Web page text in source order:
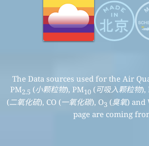
The Data sources used for the Air
PM2.5 (小颗粒物), PM10 (可吸入颗粒物),
(二氧化硫), CO (一氧化碳), O3 (臭氧) and
page are coming